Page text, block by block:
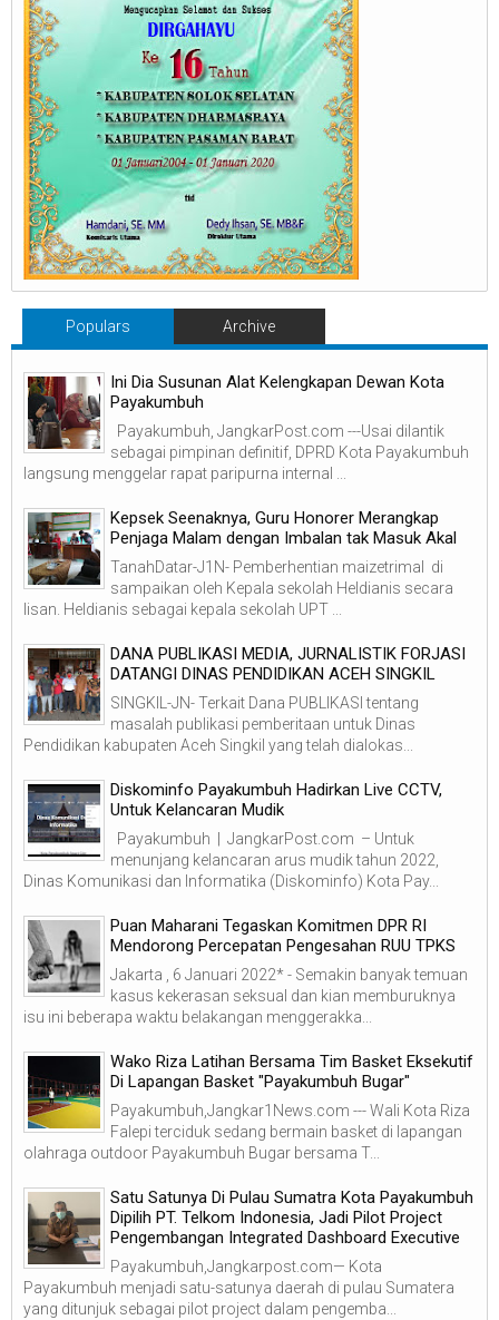
Populars Archive
Ini Dia Susunan Alat Kelengkapan Dewan Kota
Payakumbuh
Payakumbuh, JangkarPost.com ---Usai dilantik
sebagai pimpinan definitif, DPRD Kota Payakumbuh
langsung menggelar rapat paripurna internal ...
Kepsek Seenaknya, Guru Honorer Merangkap
Penjaga Malam dengan Imbalan tak Masuk Akal
TanahDatar-J1N- Pemberhentian maizetrimal di
sampaikan oleh Kepala sekolah Heldianis secara
lisan. Heldianis sebagai kepala sekolah UPT ...
DANA PUBLIKASI MEDIA, JURNALISTIK FORJASI
DATANGI DINAS PENDIDIKAN ACEH SINGKIL
SINGKIL-JN- Terkait Dana PUBLIKASI tentang
masalah publikasi pemberitaan untuk Dinas
Pendidikan kabupaten Aceh Singkil yang telah dialokas...
Diskominfo Payakumbuh Hadirkan Live CCTV,
Untuk Kelancaran Mudik
Payakumbuh | JangkarPost.com – Untuk
menunjang kelancaran arus mudik tahun 2022,
Dinas Komunikasi dan Informatika (Diskominfo) Kota Pay...
Puan Maharani Tegaskan Komitmen DPR RI
Mendorong Percepatan Pengesahan RUU TPKS
Jakarta , 6 Januari 2022* - Semakin banyak temuan
kasus kekerasan seksual dan kian memburuknya
isu ini beberapa waktu belakangan menggerakka...
Wako Riza Latihan Bersama Tim Basket Eksekutif
Di Lapangan Basket "Payakumbuh Bugar"
Payakumbuh,Jangkar1News.com --- Wali Kota Riza
Falepi terciduk sedang bermain basket di lapangan
olahraga outdoor Payakumbuh Bugar bersama T...
Satu Satunya Di Pulau Sumatra Kota Payakumbuh
Dipilih PT. Telkom Indonesia, Jadi Pilot Project
Pengembangan Integrated Dashboard Executive
Payakumbuh,Jangkarpost.com— Kota
Payakumbuh menjadi satu-satunya daerah di pulau Sumatera
yang ditunjuk sebagai pilot project dalam pengemba...